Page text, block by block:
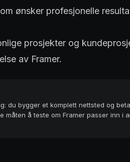
ønsker profesjonelle
prosjekter og
av Framer.
du bygger et komplett nettsted og
måten å teste om Framer passer inn i